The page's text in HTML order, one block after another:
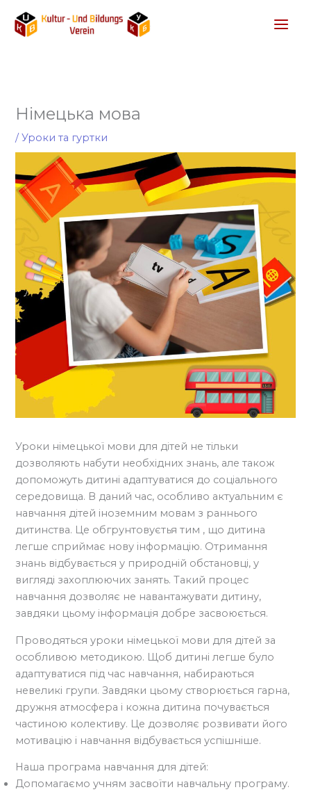
вмісту
Німецька мова
/Уроки та гуртки
Уроки німецької мови для дітей не тільки
дозволяють набути необхідних знань, але також
допоможуть дитині адаптуватися до соціального
середовища. В даний час, особливо актуальним є
навчання дітей іноземним мовам з раннього
дитинства. Це обгрунтовуєтья тим , що дитина
легше сприймає нову інформацію. Отримання
знань відбувається у природній обстановці, у
вигляді захоплюючих занять. Такий процес
навчання дозволяє не навантажувати дитину,
завдяки цьому інформація добре засвоюється.
Проводяться уроки німецької мови для дітей за
особливою методикою. Щоб дитині легше було
адаптуватися під час навчання, набираються
невеликі групи. Завдяки цьому створюється гарна,
дружня атмосфера і кожна дитина почувається
частиною колективу. Це дозволяє розвивати його
мотивацію і навчання відбувається успішніше.
Наша програма навчання для дітей:
Допомагаємо учням засвоїти навчальну програму.